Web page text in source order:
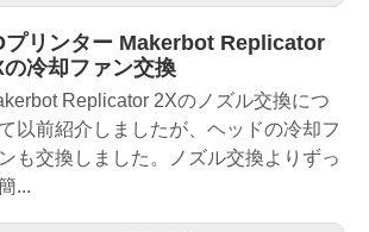
プリンター Makerbot Replicator
の冷却ファン交換
Replicator 2Xのノズル交換につ
以前紹介しましたが、ヘッドの冷却フ
も交換しました。ノズル交換よりずっ
...